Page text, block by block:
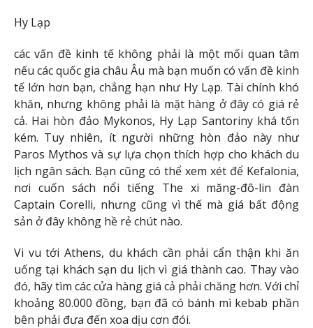
Hy Lạp
các vấn đề kinh tế không phải là một mối quan tâm
nếu các quốc gia châu Âu mà bạn muốn có vấn đề kinh
tế lớn hơn bạn, chẳng hạn như Hy Lạp. Tài chính khó
khăn, nhưng không phải là mặt hàng ở đây có giá rẻ
cả. Hai hòn đảo Mykonos, Hy Lạp Santoriny khá tốn
kém. Tuy nhiên, ít người những hòn đảo này như
Paros Mythos và sự lựa chọn thích hợp cho khách du
lịch ngân sách. Bạn cũng có thể xem xét để Kefalonia,
nơi cuốn sách nổi tiếng The xi măng-đô-lin đàn
Captain Corelli, nhưng cũng vì thế mà giá bất động
sản ở đây không hề rẻ chút nào.
Vi vu tới Athens, du khách cần phải cẩn thận khi ăn
uống tại khách sạn du lịch vì giá thành cao. Thay vào
đó, hãy tìm các cửa hàng giá cả phải chăng hơn. Với chỉ
khoảng 80.000 đồng, bạn đã có bánh mì kebab phần
bên phải đưa đến xoa dịu cơn đói.